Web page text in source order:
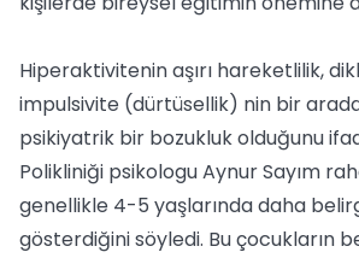
Hiperaktivitenin aşırı hareketlilik,
impulsivite (dürtüsellik) nin bir
psikiyatrik bir bozukluk olduğunu
Polikliniği psikologu Aynur Sayım
genellikle 4-5 yaşlarında daha
gösterdiğini söyledi. Bu çocukların